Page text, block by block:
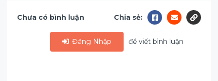
Chưa có bình luận Chia sẻ:
Đăng Nhập để viết bình luận